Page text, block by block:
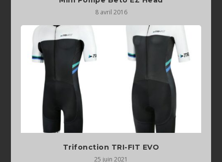
8 avril 2016
Trifonction TRI-FIT EVO
25 juin 2021